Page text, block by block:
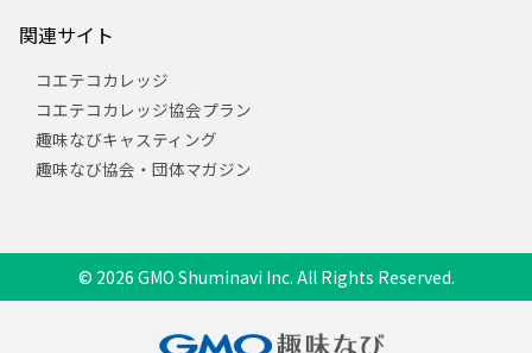
関連サイト
コエテコカレッジ
コエテコカレッジ協会プラン
趣味なびキャスティング
趣味なび協会・団体マガジン
© 2026 GMO Shuminavi Inc. All Rights Reserved.